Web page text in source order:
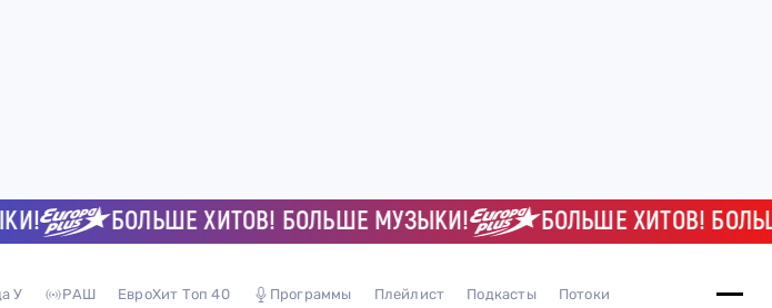
БОЛЬШЕ ХИТОВ! БОЛЬШЕ МУЗЫКИ! БОЛЬШЕ ХИТОВ! БОЛЬШЕ
У РАШ ЕвроХит Топ 40 Программы Плейлист Подкасты Потоки